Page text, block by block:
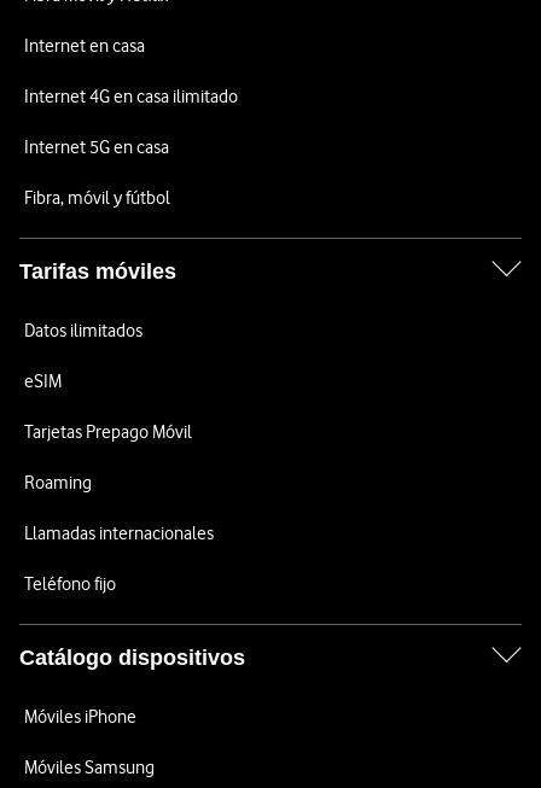
Internet en casa
Internet 4G en casa ilimitado
Internet 5G en casa
Fibra, móvil y fútbol
Tarifas móviles
Datos ilimitados
eSIM
Tarjetas Prepago Móvil
Roaming
Llamadas internacionales
Teléfono fijo
Catálogo dispositivos
Móviles iPhone
Móviles Samsung